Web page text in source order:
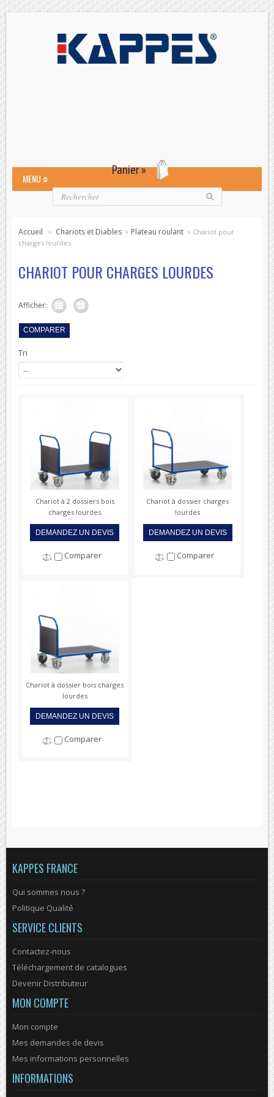
Panier »
MENU
Accueil > Chariots et Diables > Plateau roulant > Chariot pour
charges lourdes
CHARIOT POUR CHARGES LOURDES
Afficher:
Tri
Chariot à 2 dossiers bois
charges lourdes
DEMANDEZ UN DEVIS
Comparer
Chariot à dossier charges
lourdes
DEMANDEZ UN DEVIS
Comparer
Chariot à dossier bois charges
lourdes
DEMANDEZ UN DEVIS
Comparer
KAPPES FRANCE
Qui sommes nous ?
Politique Qualité
SERVICE CLIENTS
Contactez-nous
Téléchargement de catalogues
Devenir Distributeur
MON COMPTE
Mon compte
Mes demandes de devis
Mes informations personnelles
INFORMATIONS